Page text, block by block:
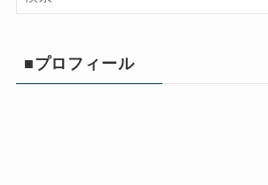
■プロフィール